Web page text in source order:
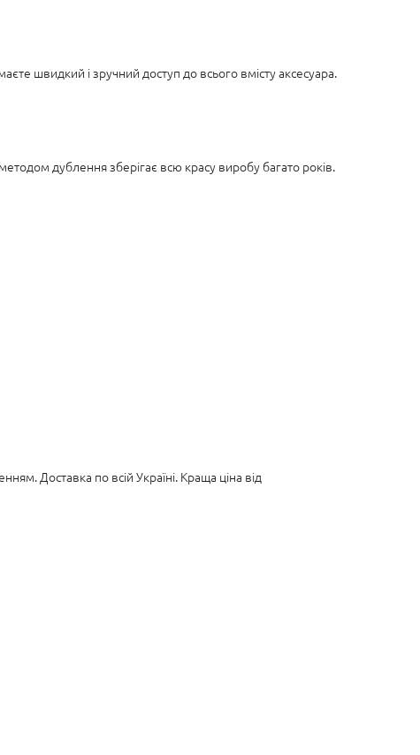
швидкий і зручний доступ до всього вмісту аксесуара.
дублення зберігає всю красу виробу багато років.
Доставка по всій Україні. Краща ціна від